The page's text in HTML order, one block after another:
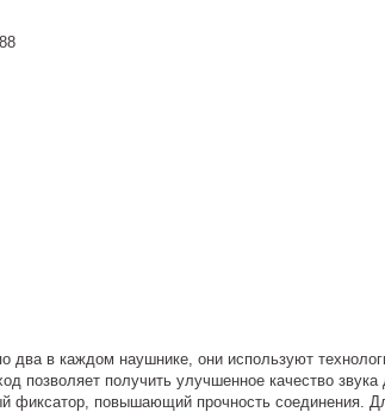
в каждом наушнике, они используют
позволяет получить улучшенное качество
повышающий прочность соединения.